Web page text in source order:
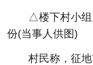
△楼下村小组
份(当事人供图)
村民称，征